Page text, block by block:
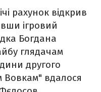
рахунок відкрив
ігровий
Богдана
глядачам
другого
Вовкам" вдалося